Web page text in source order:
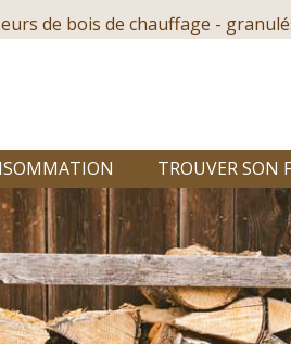
de bois de chauffage -
TROUVER SON